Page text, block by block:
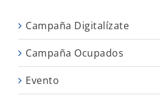
Campaña Digitalízate
Campaña Ocupados
Evento